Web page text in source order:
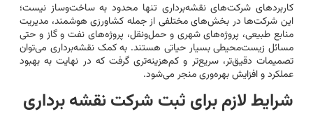
کاربردهای شرکت‌های نقشه‌برداری تنها محدود به ساخت‌وساز نیست؛
این شرکت‌ها در بخش‌های مختلفی از جمله کشاورزی هوشمند، مدیریت
منابع طبیعی، پروژه‌های شهری و حمل‌ونقل، پروژه‌های نفت و گاز و حتی
مسائل زیست‌محیطی بسیار حیاتی هستند. به کمک نقشه‌برداری می‌توان
تصمیمات دقیق‌تر، سریع‌تر و کم‌هزینه‌تری گرفت که در نهایت به بهبود
عملکرد و افزایش بهره‌وری منجر می‌شود.
شرایط لازم برای ثبت شرکت نقشه برداری